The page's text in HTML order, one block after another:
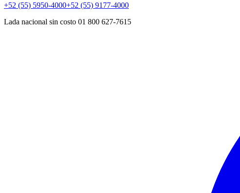
+52 (55) 5950-4000+52 (55) 9177-4000
Lada nacional sin costo 01 800 627-7615